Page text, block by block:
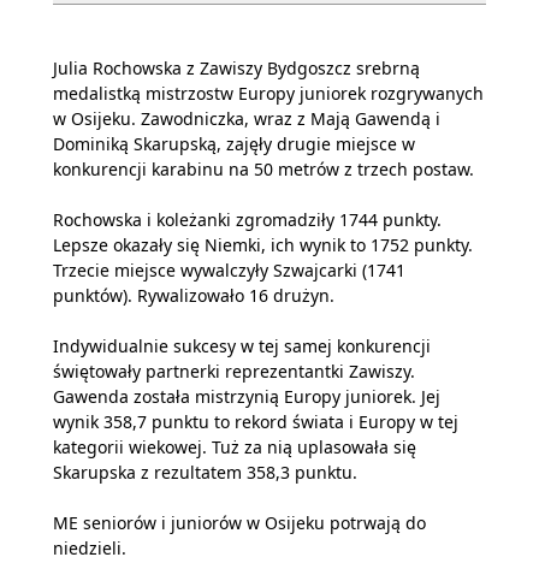
Julia Rochowska z Zawiszy Bydgoszcz srebrną
medalistką mistrzostw Europy juniorek rozgrywanych
w Osijeku. Zawodniczka, wraz z Mają Gawendą i
Dominiką Skarupską, zajęły drugie miejsce w
konkurencji karabinu na 50 metrów z trzech postaw.
Rochowska i koleżanki zgromadziły 1744 punkty.
Lepsze okazały się Niemki, ich wynik to 1752 punkty.
Trzecie miejsce wywalczyły Szwajcarki (1741
punktów). Rywalizowało 16 drużyn.
Indywidualnie sukcesy w tej samej konkurencji
świętowały partnerki reprezentantki Zawiszy.
Gawenda została mistrzynią Europy juniorek. Jej
wynik 358,7 punktu to rekord świata i Europy w tej
kategorii wiekowej. Tuż za nią uplasowała się
Skarupska z rezultatem 358,3 punktu.
ME seniorów i juniorów w Osijeku potrwają do
niedzieli.